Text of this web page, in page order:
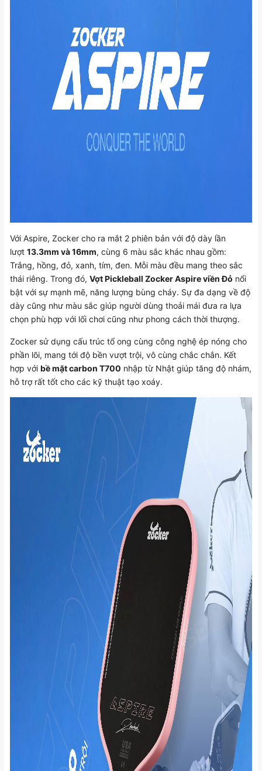
Với Aspire, Zocker cho ra mắt 2 phiên bản với độ dày lần
lượt 13.3mm và 16mm, cùng 6 màu sắc khác nhau gồm:
Trắng, hồng, đỏ, xanh, tím, đen. Mỗi màu đều mang theo sắc
thái riêng. Trong đó, Vợt Pickleball Zocker Aspire viền Đỏ nổi
bật với sự mạnh mẽ, năng lượng bùng cháy. Sự đa dạng về độ
dày cũng như màu sắc giúp người dùng thoải mái đưa ra lựa
chọn phù hợp với lối chơi cũng như phong cách thời thượng.
Zocker sử dụng cấu trúc tổ ong cùng công nghệ ép nóng cho
phần lõi, mang tới độ bền vượt trội, vô cùng chắc chắn. Kết
hợp với bề mặt carbon T700 nhập từ Nhật giúp tăng độ nhám,
hỗ trợ rất tốt cho các kỹ thuật tạo xoáy.